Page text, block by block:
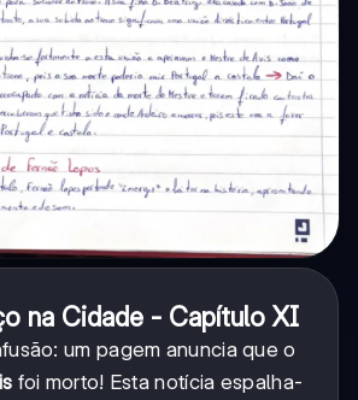
na Cidade - Capítulo XI
um pagem anuncia que o
foi morto! Esta notícia espalha-